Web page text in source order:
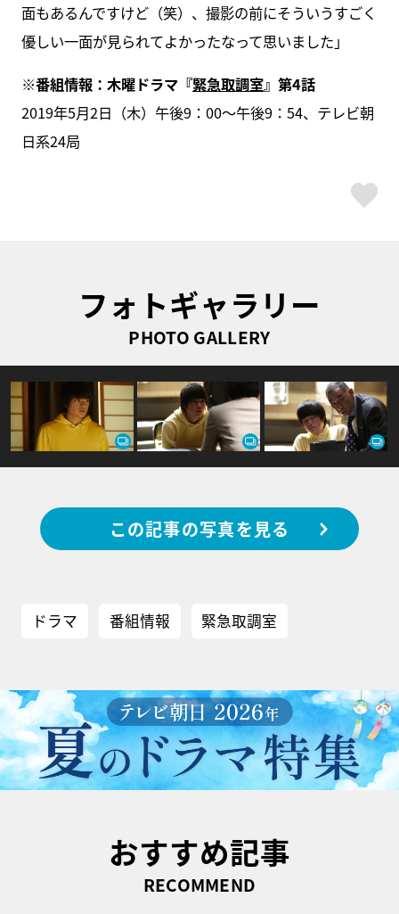
面もあるんですけど（笑）、撮影の前にそういうすごく
優しい一面が見られてよかったなって思いました」
※番組情報：木曜ドラマ『緊急取調室』第4話
2019年5月2日（木）午後9：00～午後9：54、テレビ朝
日系24局
フォトギャラリー
PHOTO GALLERY
この記事の写真を見る
ドラマ 番組情報 緊急取調室
おすすめ記事
RECOMMEND